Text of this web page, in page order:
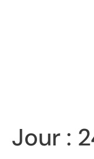
Jour :